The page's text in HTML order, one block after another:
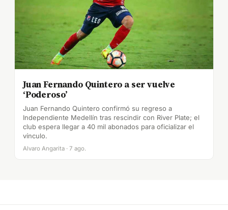
Juan Fernando Quintero a ser vuelve
‘Poderoso’
Juan Fernando Quintero confirmó su regreso a
Independiente Medellín tras rescindir con River Plate; el
club espera llegar a 40 mil abonados para oficializar el
vínculo.
Alvaro Angarita · 7 ago.